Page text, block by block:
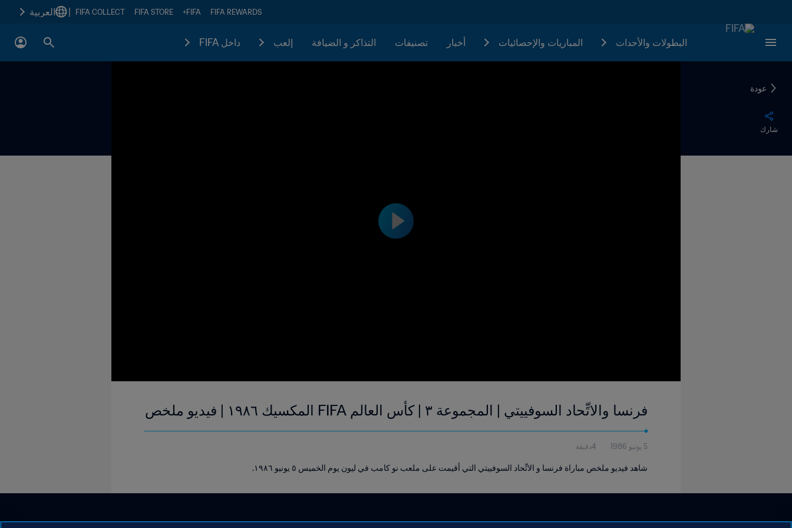
FIFA REWARDS
FIFA+
FIFA STORE
FIFA COLLECT العربية
البطولات والأحدات المباريات والإحصائيات أخبار تصنيفات التذاكر و الضيافة إلعب داخل FIFA
عودة
شارك
فرنسا والاتِّحاد السوفييتي | المجموعة ٣ | كأس العالم FIFA المكسيك ١٩٨٦ | فيديو ملخص
5 يونيو 1986 4دقيقة
شاهد فيديو ملخص مباراة فرنسا و الاتِّحاد السوفييتي التي أقيمت على ملعب نو كامب في ليون يوم الخميس ٥ يونيو ١٩٨٦.